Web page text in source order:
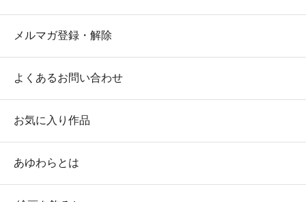
メルマガ登録・解除
よくあるお問い合わせ
お気に入り作品
あゆわらとは